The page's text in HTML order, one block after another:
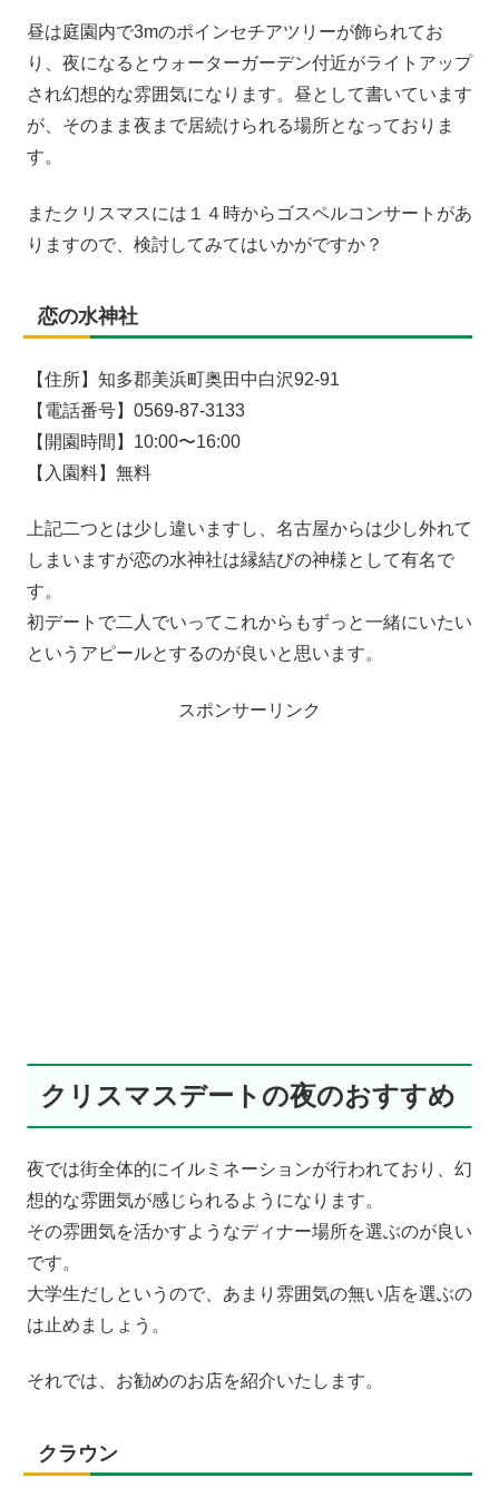
昼は庭園内で3mのポインセチアツリーが飾られてお
り、夜になるとウォーターガーデン付近がライトアップ
され幻想的な雰囲気になります。昼として書いています
が、そのまま夜まで居続けられる場所となっておりま
す。
またクリスマスには１４時からゴスペルコンサートがあ
りますので、検討してみてはいかがですか？
恋の水神社
【住所】知多郡美浜町奥田中白沢92-91
【電話番号】0569-87-3133
【開園時間】10:00〜16:00
【入園料】無料
上記二つとは少し違いますし、名古屋からは少し外れて
しまいますが恋の水神社は縁結びの神様として有名で
す。
初デートで二人でいってこれからもずっと一緒にいたい
というアピールとするのが良いと思います。
スポンサーリンク
クリスマスデートの夜のおすすめ
夜では街全体的にイルミネーションが行われており、幻
想的な雰囲気が感じられるようになります。
その雰囲気を活かすようなディナー場所を選ぶのが良い
です。
大学生だしというので、あまり雰囲気の無い店を選ぶの
は止めましょう。
それでは、お勧めのお店を紹介いたします。
クラウン